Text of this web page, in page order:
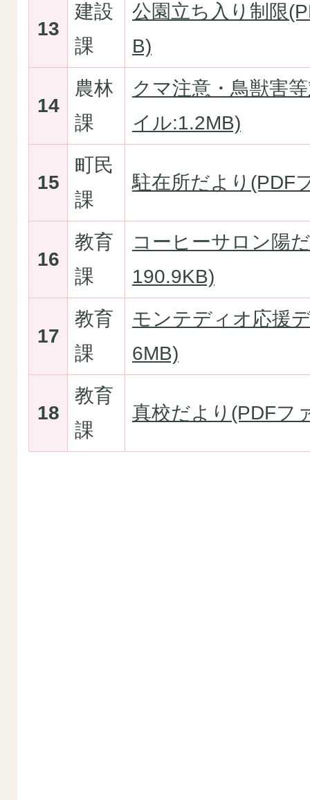
13
建設
課
公園立ち入り制限
B)
14
農林
課
クマ注意・鳥獣害
イル:1.2MB)
15
町民
課
駐在所だより(PDF
16
教育
課
コーヒーサロン陽
190.9KB)
17
教育
課
モンテディオ応援
6MB)
18
教育
課
真校だより(PDFフ